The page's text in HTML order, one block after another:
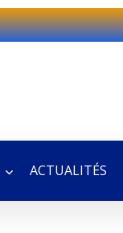
ACTUALITÉS